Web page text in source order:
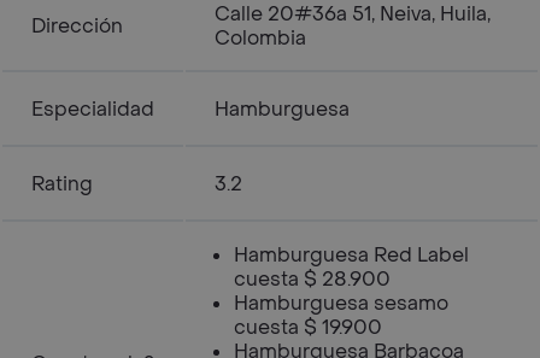
Dirección
Calle 20#36a 51, Neiva, Huila,
Colombia
Especialidad Hamburguesa
Rating 3.2
Hamburguesa Red Label
cuesta $ 28.900
Hamburguesa sesamo
cuesta $ 19.900
Hamburguesa Barbacoa